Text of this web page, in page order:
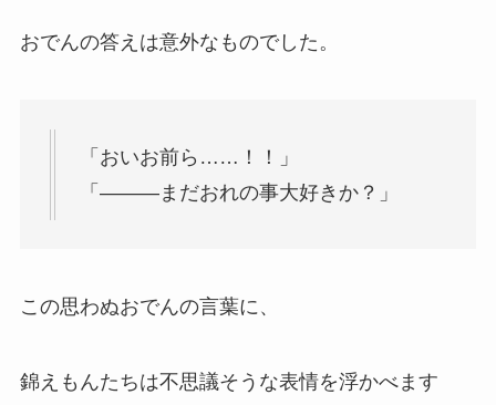
おでんの答えは意外なものでした。
「おいお前ら……！！」
「―――まだおれの事大好きか？」
この思わぬおでんの言葉に、
錦えもんたちは不思議そうな表情を浮かべます